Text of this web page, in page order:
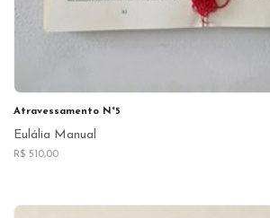
Atravessamento N°5
Eulália Manual
R$ 510,00